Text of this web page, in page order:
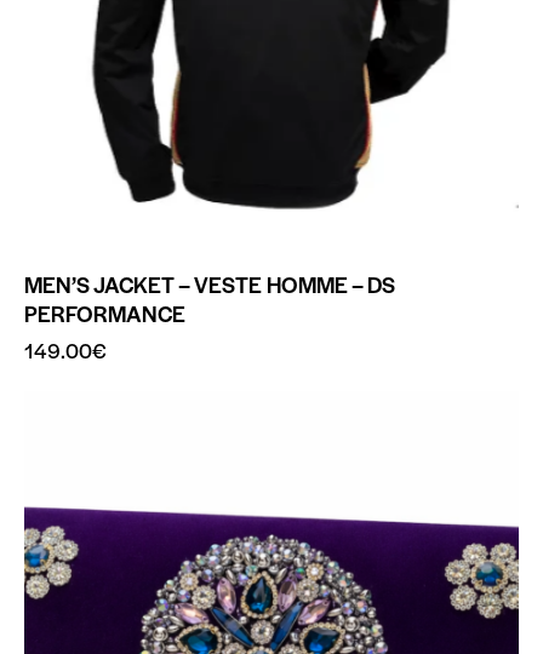
MEN’S JACKET – VESTE HOMME – DS
PERFORMANCE
149.00€